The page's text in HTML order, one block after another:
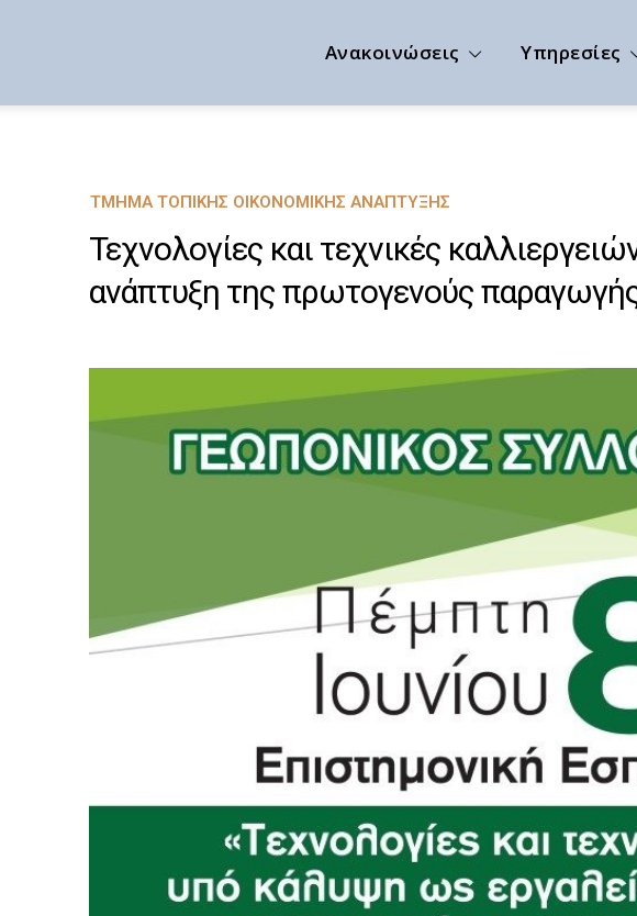
Ανακοινώσεις Υπηρεσίες
ΤΜΉΜΑ ΤΟΠΙΚΉΣ ΟΙΚΟΝΟΜΙΚΉΣ ΑΝΆΠΤΥΞΗΣ
Τεχνολογίες και τεχνικές
ανάπτυξη της πρωτογενούς